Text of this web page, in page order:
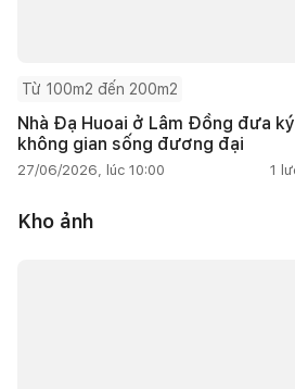
Từ 100m2 đến 200m2
Nhà Đạ Huoai ở Lâm Đồng đưa
không gian sống đương đại
27/06/2026, lúc 10:00 1
Kho ảnh